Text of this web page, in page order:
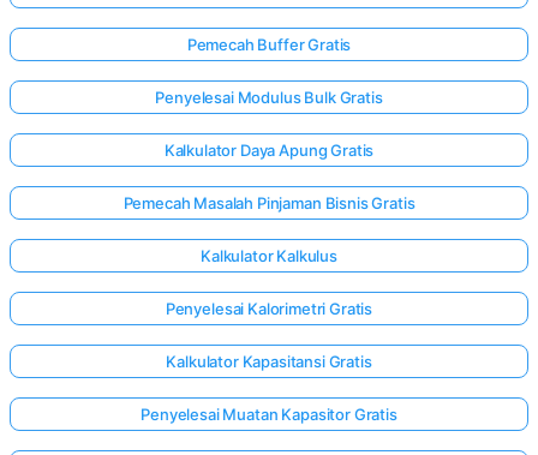
Pemecah Buffer Gratis
Penyelesai Modulus Bulk Gratis
Kalkulator Daya Apung Gratis
Pemecah Masalah Pinjaman Bisnis Gratis
Kalkulator Kalkulus
Penyelesai Kalorimetri Gratis
Kalkulator Kapasitansi Gratis
Penyelesai Muatan Kapasitor Gratis